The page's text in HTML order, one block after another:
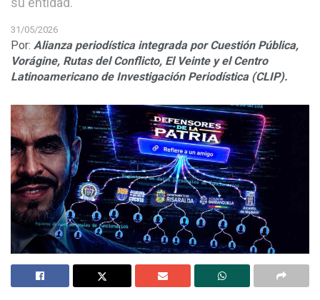
31/05/2026
Por: Alianza periodística integrada por Cuestión Pública,
Vorágine, Rutas del Conflicto, El Veinte y el Centro
Latinoamericano de Investigación Periodística (CLIP).